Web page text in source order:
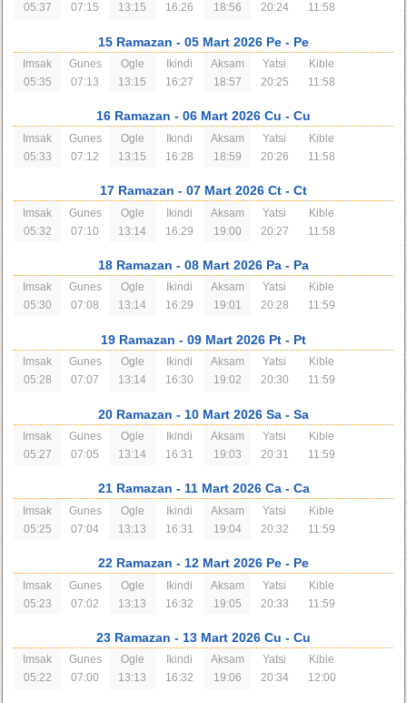
05:37
07:15
13:15
16:26
18:56
20:24
11:58
15 Ramazan - 05 Mart 2026 Pe - Pe
Imsak
05:35
Gunes
07:13
Ogle
13:15
Ikindi
16:27
Aksam
18:57
Yatsi
20:25
Kible
11:58
16 Ramazan - 06 Mart 2026 Cu - Cu
Imsak
05:33
Gunes
07:12
Ogle
13:15
Ikindi
16:28
Aksam
18:59
Yatsi
20:26
Kible
11:58
17 Ramazan - 07 Mart 2026 Ct - Ct
Imsak
05:32
Gunes
07:10
Ogle
13:14
Ikindi
16:29
Aksam
19:00
Yatsi
20:27
Kible
11:58
18 Ramazan - 08 Mart 2026 Pa - Pa
Imsak
05:30
Gunes
07:08
Ogle
13:14
Ikindi
16:29
Aksam
19:01
Yatsi
20:28
Kible
11:59
19 Ramazan - 09 Mart 2026 Pt - Pt
Imsak
05:28
Gunes
07:07
Ogle
13:14
Ikindi
16:30
Aksam
19:02
Yatsi
20:30
Kible
11:59
20 Ramazan - 10 Mart 2026 Sa - Sa
Imsak
05:27
Gunes
07:05
Ogle
13:14
Ikindi
16:31
Aksam
19:03
Yatsi
20:31
Kible
11:59
21 Ramazan - 11 Mart 2026 Ca- Ca
Imsak
05:25
Gunes
07:04
Ogle
13:13
Ikindi
16:31
Aksam
19:04
Yatsi
20:32
Kible
11:59
22 Ramazan - 12 Mart 2026 Pe - Pe
Imsak
05:23
Gunes
07:02
Ogle
13:13
Ikindi
16:32
Aksam
19:05
Yatsi
20:33
Kible
11:59
23 Ramazan - 13 Mart 2026 Cu - Cu
Imsak
05:22
Gunes
07:00
Ogle
13:13
Ikindi
16:32
Aksam
19:06
Yatsi
20:34
Kible
12:00